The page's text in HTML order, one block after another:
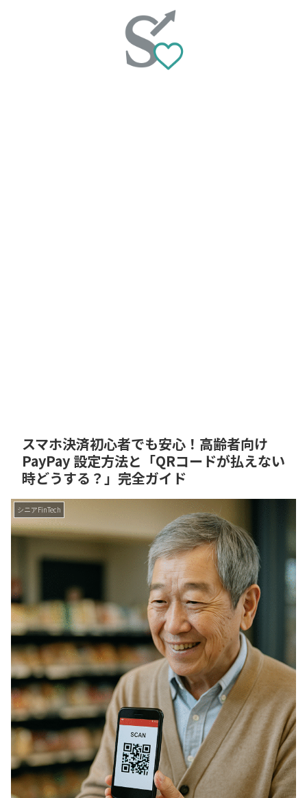
スマホ決済初心者でも安心！高齢者向け
PayPay 設定方法と「QRコードが払えない
時どうする？」完全ガイド
シニアFinTech